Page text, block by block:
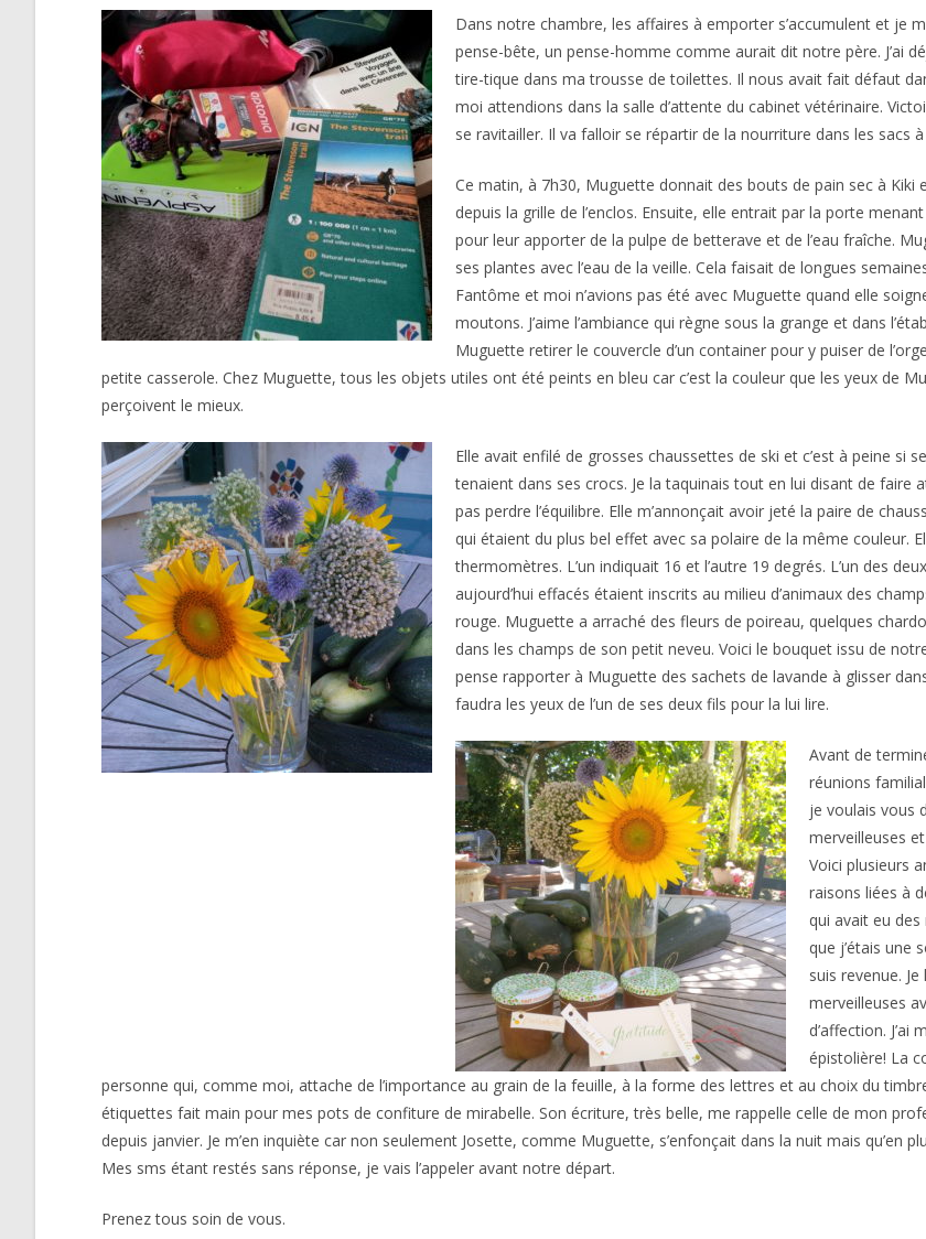
Dans notre chambre, les affaires à emporter s’accumulent et je
pense-bête, un pense-homme comme aurait dit notre père. J’ai
tire-tique dans ma trousse de toilettes. Il nous avait fait défaut
moi attendions dans la salle d’attente du cabinet vétérinaire.
se ravitailler. Il va falloir se répartir de la nourriture dans les sacs
Ce matin, à 7h30, Muguette donnait des bouts de pain sec à Kiki
depuis la grille de l’enclos. Ensuite, elle entrait par la porte menant
pour leur apporter de la pulpe de betterave et de l’eau fraîche.
ses plantes avec l’eau de la veille. Cela faisait de longues
Fantôme et moi n’avions pas été avec Muguette quand elle
moutons. J’aime l’ambiance qui règne sous la grange et dans
Muguette retirer le couvercle d’un container pour y puiser de
petite casserole. Chez Muguette, tous les objets utiles ont été peints en bleu car c’est la couleur que les yeux de
perçoivent le mieux.
Elle avait enfilé de grosses chaussettes de ski et c’est à peine si
tenaient dans ses crocs. Je la taquinais tout en lui disant de faire
pas perdre l’équilibre. Elle m’annonçait avoir jeté la paire de
qui étaient du plus bel effet avec sa polaire de la même couleur.
thermomètres. L’un indiquait 16 et l’autre 19 degrés. L’un des
aujourd’hui effacés étaient inscrits au milieu d’animaux des
rouge. Muguette a arraché des fleurs de poireau, quelques
dans les champs de son petit neveu. Voici le bouquet issu de
pense rapporter à Muguette des sachets de lavande à glisser
faudra les yeux de l’un de ses deux fils pour la lui lire.
Avant de
réunions
je voulais vous
merveilleuses
Voici plusieurs
raisons liées à
qui avait eu
que j’étais une
suis revenue.
merveilleuses
d’affection. J’ai
épistolière! La
personne qui, comme moi, attache de l’importance au grain de la feuille, à la forme des lettres et au choix du
étiquettes fait main pour mes pots de confiture de mirabelle. Son écriture, très belle, me rappelle celle de mon
depuis janvier. Je m’en inquiète car non seulement Josette, comme Muguette, s’enfonçait dans la nuit mais qu’en
Mes sms étant restés sans réponse, je vais l’appeler avant notre départ.
Prenez tous soin de vous.